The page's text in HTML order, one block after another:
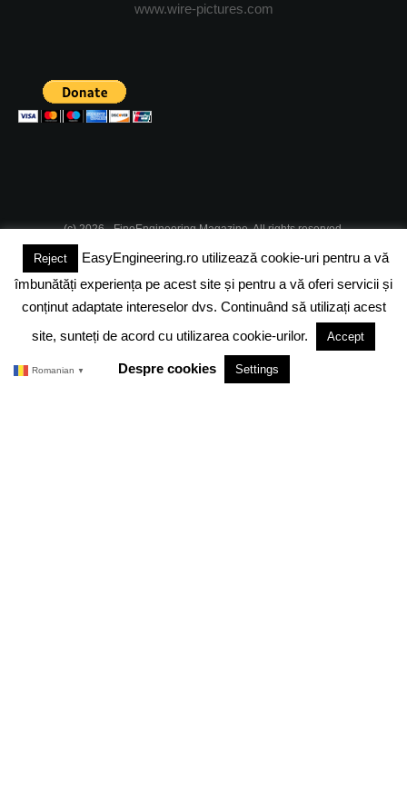
www.wire-pictures.com
(c) 2026 - FineEngineering Magazine. All rights reserved.
DESPRE NOI ABONAMENT
DESPRE COOKIES POLITICA DE CONFIDENTIALITATE
TERMENI SI CONDITII
Reject
EasyEngineering.ro utilizează cookie-uri pentru a vă
îmbunătăți experiența pe acest site și pentru a vă oferi servicii și
conținut adaptate intereselor dvs. Continuând să utilizați acest
site, sunteți de acord cu utilizarea cookie-urilor.
Accept
Despre cookies Settings
Romanian ▼